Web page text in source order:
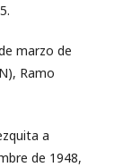
marzo de
Ramo
a
de 1948,